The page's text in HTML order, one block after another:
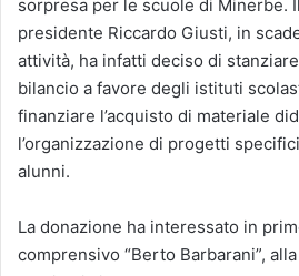
sorpresa per le scuole di Minerbe.
presidente Riccardo Giusti, in
attività, ha infatti deciso di
bilancio a favore degli istituti
finanziare l’acquisto di materiale
l’organizzazione di progetti
alunni.
La donazione ha interessato in
comprensivo “Berto Barbarani”,